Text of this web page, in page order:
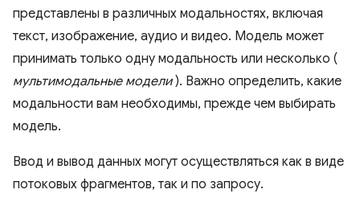
представлены в различных модальностях, включая
текст, изображение, аудио и видео. Модель может
принимать только одну модальность или несколько (
мультимодальные модели). Важно определить, какие
модальности вам необходимы, прежде чем выбирать
модель.
Ввод и вывод данных могут осуществляться как в виде
потоковых фрагментов, так и по запросу.